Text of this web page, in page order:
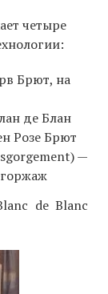
четыре
Брют, на
де Блан
Розе Брют
—
de Blanc